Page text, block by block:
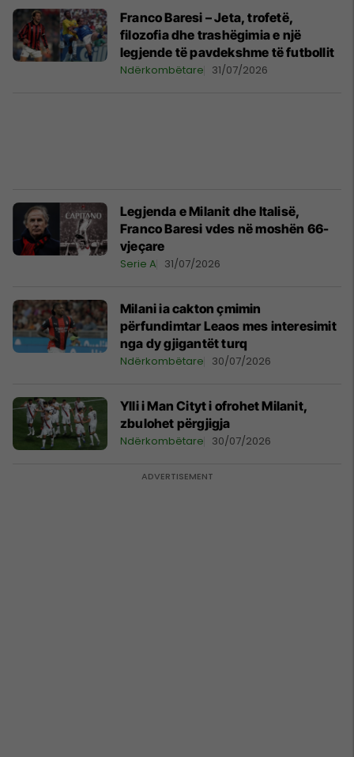
Franco Baresi – Jeta, trofetë,
filozofia dhe trashëgimia e një
legjende të pavdekshme të futbollit
Ndërkombëtare 31/07/2026
Legjenda e Milanit dhe Italisë,
Franco Baresi vdes në moshën 66-
vjeçare
Serie A 31/07/2026
Milani ia cakton çmimin
përfundimtar Leaos mes interesimit
nga dy gjigantët turq
Ndërkombëtare 30/07/2026
Ylli i Man Cityt i ofrohet Milanit,
zbulohet përgjigja
Ndërkombëtare 30/07/2026